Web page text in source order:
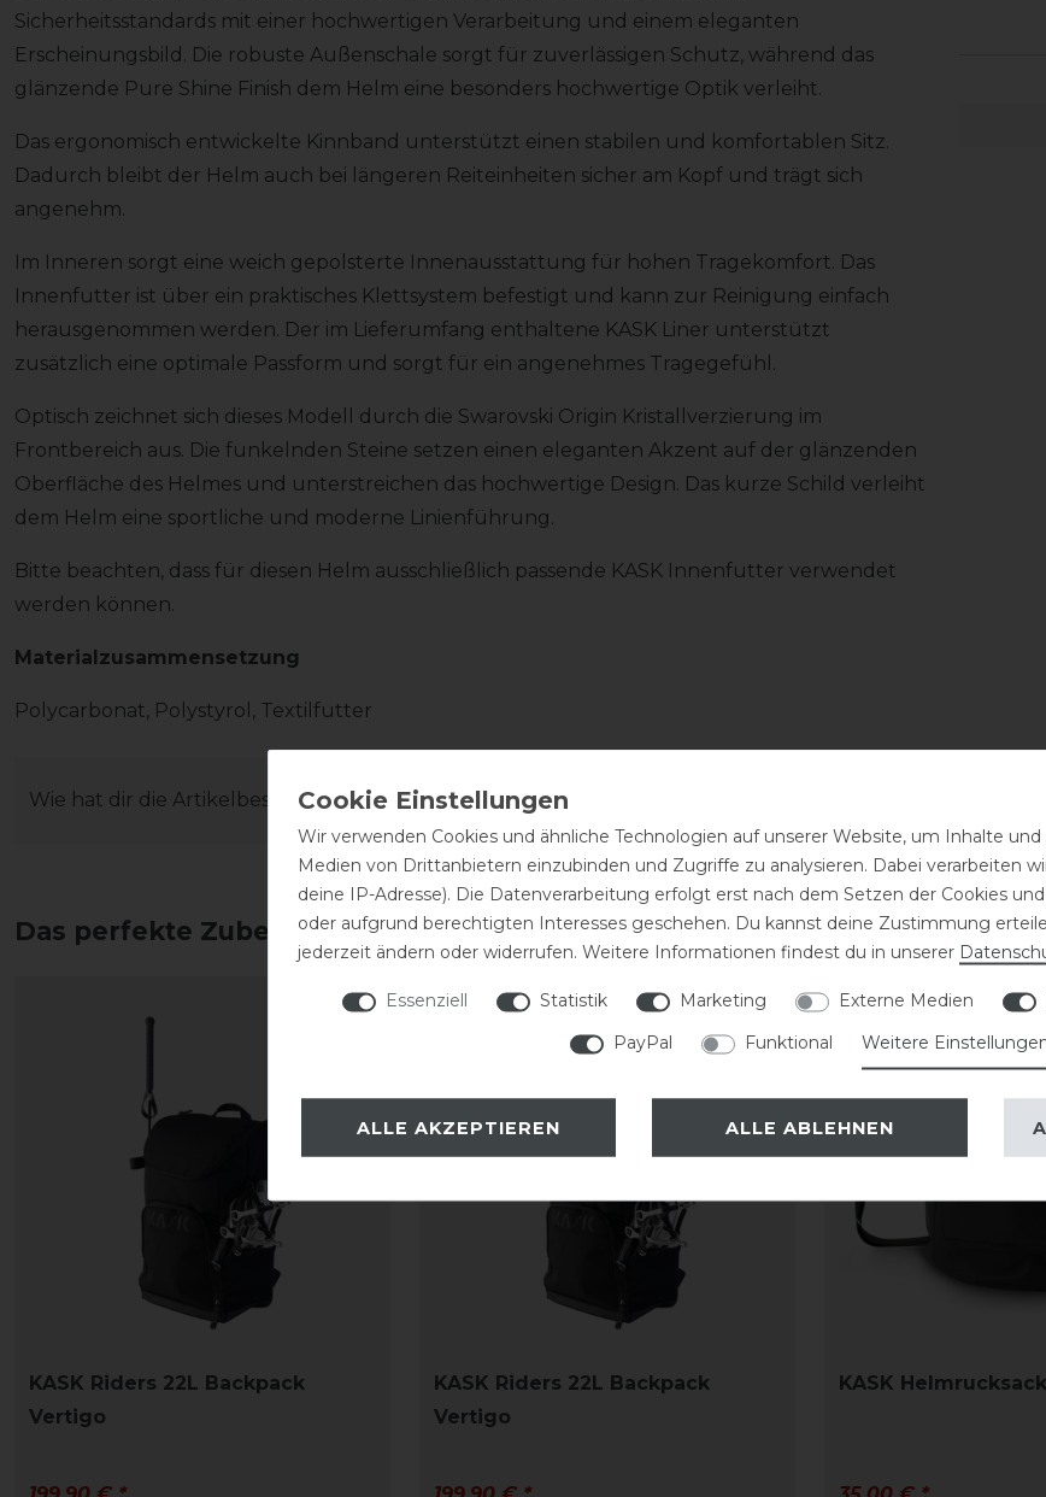
Sicherheitsstandards mit einer hochwertigen Verarbeitung und einem eleganten
Erscheinungsbild. Die robuste Außenschale sorgt für zuverlässigen Schutz, während das
glänzende Pure Shine Finish dem Helm eine besonders hochwertige Optik verleiht.
Das ergonomisch entwickelte Kinnband unterstützt einen stabilen und komfortablen Sitz.
Dadurch bleibt der Helm auch bei längeren Reiteinheiten sicher am Kopf und trägt sich
angenehm.
Im Inneren sorgt eine weich gepolsterte Innenausstattung für hohen Tragekomfort. Das
Innenfutter ist über ein praktisches Klettsystem befestigt und kann zur Reinigung einfach
herausgenommen werden. Der im Lieferumfang enthaltene KASK Liner unterstützt
zusätzlich eine optimale Passform und sorgt für ein angenehmes Tragegefühl.
Optisch zeichnet sich dieses Modell durch die Swarovski Origin Kristallverzierung im
Frontbereich aus. Die funkelnden Steine setzen einen eleganten Akzent auf der glänzenden
Oberfläche des Helmes und unterstreichen das hochwertige Design. Das kurze Schild verleiht
dem Helm eine sportliche und moderne Linienführung.
Bitte beachten, dass für diesen Helm ausschließlich passende KASK Innenfutter verwendet
werden können.
Materialzusammensetzung
Polycarbonat, Polystyrol, Textilfutter
Wie hat dir die Artikelbeschreibung gefallen?
Das perfekte Zubehör für dich
KASK Riders 22L Backpack
Vertigo
KASK Riders 22L Backpack
Vertigo
KASK Helmrucksack
Wir verwenden Cookies und ähnliche Technologien auf unserer Website, um Inhalte
Medien von Drittanbietern einzubinden und Zugriffe zu analysieren. Dabei verarbeiten
deine IP-Adresse). Die Datenverarbeitung erfolgt erst nach dem Setzen der Cookies
oder aufgrund berechtigten Interesses geschehen. Du kannst deine Zustimmung
jederzeit ändern oder widerrufen. Weitere Informationen findest du in unserer
Essenziell Statistik Marketing Externe Medien
PayPal
Funktional Weitere
ALLE AKZEPTIEREN ALLE ABLEHNEN